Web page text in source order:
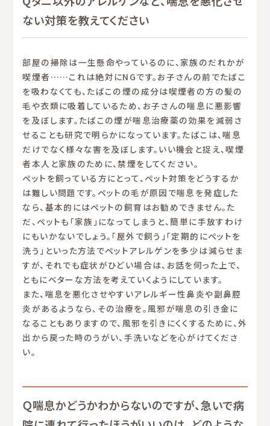
ない対策を教えてください
部屋の掃除は一生懸命やっているのに、家族のだれかが
喫煙者……これは絶対にNGです。お子さんの前でたばこ
を吸わなくても、たばこの煙の成分は喫煙者の方の髪の
毛や衣類に吸着しているため、お子さんの喘息に悪影響
を及ぼします。たばこの煙が喘息治療薬の効果を減弱さ
せることも研究で明らかになっています。たばこは、喘息
だけでなく様々な害を及ぼします。いい機会と捉え、喫煙
者本人と家族のために、禁煙をしてください。
ペットを飼っている方にとって、ペット対策をどうするか
は難しい問題です。ペットの毛が原因で喘息を発症した
なら、基本的にはペットの飼育はお勧めできません。た
だ、ペットも「家族」になってしまうと、簡単に手放すわけ
にもいかないでしょう。「屋外で飼う」「定期的にペットを
洗う」といった方法でペットアレルゲンを多少は減らせま
すが、それでも症状がひどい場合は、お話を伺った上で、
ともにベターな方法を考えていくようにしています。
また、喘息を悪化させやすいアレルギー性鼻炎や副鼻腔
炎があるようなら、その治療を。風邪が喘息の引き金に
なることもありますので、風邪を引きにくくするために、外
出から戻った時のうがい、手洗いなどを心がけてくださ
い。
Ｑ喘息かどうかわからないのですが、急いで病